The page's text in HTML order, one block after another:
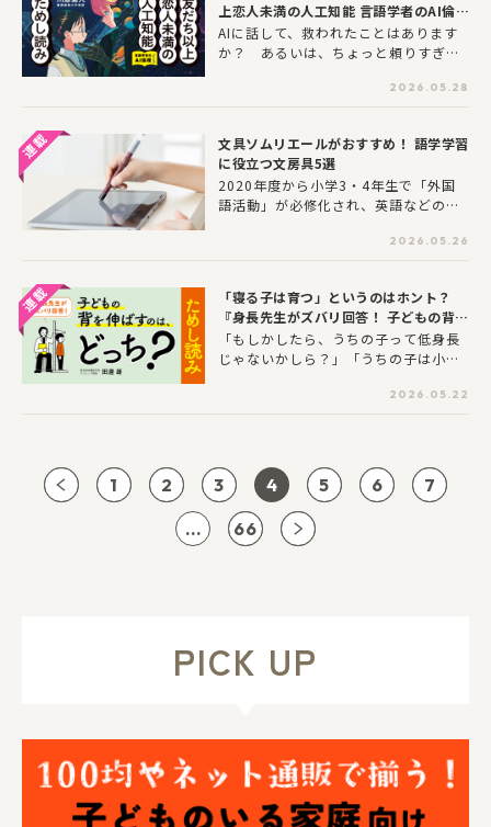
食に出かけるとなると、「騒がないか
な」「何を食べさせよう」「待ち時間
がもたないかも」と、家で食べるのと
のではないでしょうか。今回は、ヨメ
についてアンケートを実施しました。
どんなお店を、どんな理由で選んでい
るのか、外食時に工夫していることや
お悩みなど、調査結果と皆さんのコメ
ントをご紹介します。
上恋人未満の人工知能 言語学者のAI倫理
ノート』ためし読み
AIに話して、救われたことはあります
か？ あるいは、ちょっと頼りすぎて
向き合う中で経験した「依存」と「気
づき」をもとに生まれた物語です。便
るAI。私たちはAIとどんな距離で付き
合えば良いのでしょうか。正解のない
問いを、登場人物たちの会話を通し
て、読者のみなさんと一緒に考えてい
未満の人工知能 言語学者のAI倫理ノー
です。
2026.05.28
文具ソムリエールがおすすめ！ 語学学習
に役立つ文房具5選
2020年度から小学3・4年生で「外国
語活動」が必修化され、英語などの自
ています。子どもが楽しく語学を学ぶ
ために、文房具の力を借りてみるのは
ムリエールの菅未里さんに、自宅での
語学学習に役立つおすすめの文房具5つ
を教えていただきました。実力派のア
イテムが勢ぞろいです！
2026.05.26
「寝る子は育つ」というのはホント？
『身長先生がズバリ回答！ 子どもの背を
伸ばすのは、どっち？』ためし読み！
「もしかしたら、うちの子って低身長
じゃないかしら？」「うちの子は小学
ちばん前のほう。」こんなお悩みあり
ませんか？1万5000人以上を診てきた
は、どっち？』ためし読み！ 最新の
エビデンスに基づく、”新しい身長の伸
ばし方・考え方”を紹介。
2026.05.22
1 2 3 4 5 6
7
...
66
PICK UP